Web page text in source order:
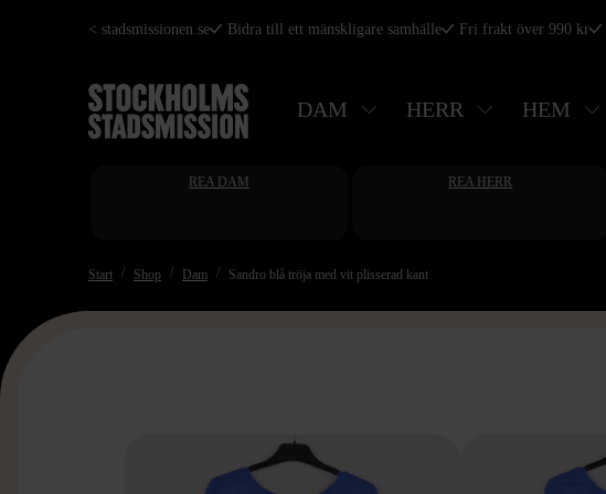
Hoppa
huvudinnehåll
< stadsmissionen.se Bidra till ett mänskligare samhälle Fri frakt över 990 kr
DAM HERR HEM
REA DAM REA HERR
Start Shop Dam Sandro blå tröja med vit plisserad kant